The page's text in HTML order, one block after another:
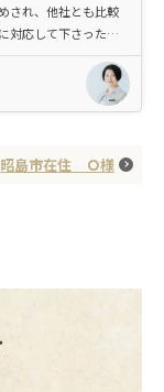
され、他社とも比較
対応して下さったお
た。
昭島市在住 Ｏ様